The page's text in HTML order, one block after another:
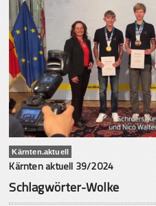
Kärnten.aktuell
Kärnten aktuell 39/2024
Schlagwörter-Wolke